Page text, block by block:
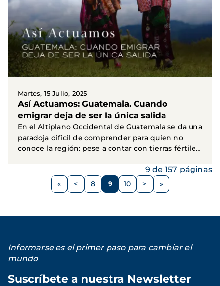
Martes, 15 Julio, 2025
Así Actuamos: Guatemala. Cuando
emigrar deja de ser la única salida
En el Altiplano Occidental de Guatemala se da una
paradoja difícil de comprender para quien no
conoce la región: pese a contar con tierras fértiles
Paginación
Página
< Página
8 Página
9 Página
10
Siguiente
>
9 de 157 páginas
Informarse es el primer paso para cambiar el
mundo
Suscríbete a nuestra Newsletter